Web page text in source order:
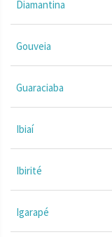
Diamantina
Gouveia
Guaraciaba
Ibiaí
Ibirité
Igarapé